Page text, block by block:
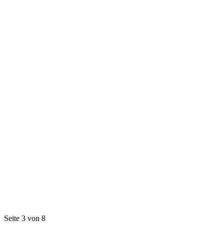
Seite 3 von 8